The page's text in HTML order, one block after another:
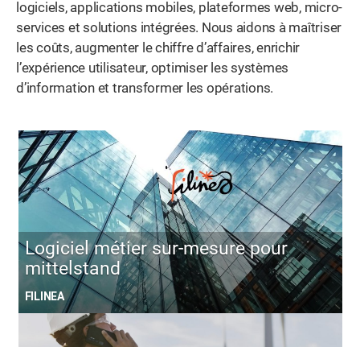
logiciels, applications mobiles, plateformes web, micro-
services et solutions intégrées. Nous aidons à maîtriser
les coûts, augmenter le chiffre d’affaires, enrichir
l’expérience utilisateur, optimiser les systèmes
d’information et transformer les opérations.
Logiciel métier sur-mesure pour
mittelstand
FILINEA